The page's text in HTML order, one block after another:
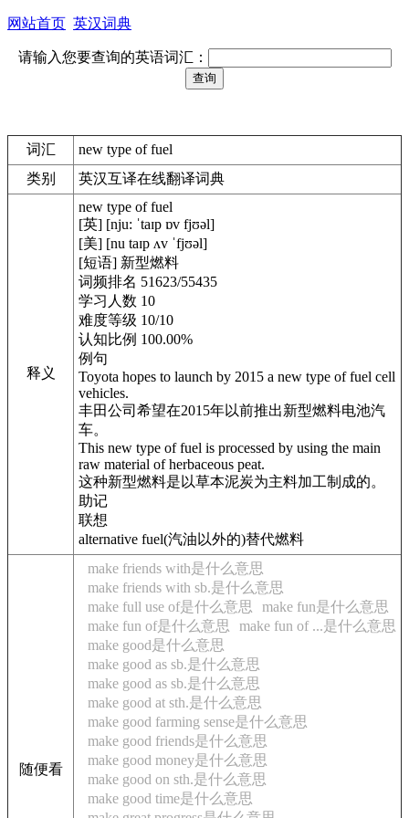
网站首页 英汉词典
请输入您要查询的英语词汇：
词汇
new type of fuel
类别
英汉互译在线翻译词典
释义
new type of fuel
[英] [nju: ˈtaɪp ɒv fjʊəl]
[美] [nu taɪp ʌv ˈfjʊəl]
[短语] 新型燃料
词频排名 51623/55435
学习人数 10
难度等级 10/10
认知比例 100.00%
例句
Toyota hopes to launch by 2015 a new type of fuel cell
vehicles.
丰田公司希望在2015年以前推出新型燃料电池汽
车。
This new type of fuel is processed by using the main
raw material of herbaceous peat.
这种新型燃料是以草本泥炭为主料加工制成的。
助记
联想
alternative fuel(汽油以外的)替代燃料
随便看
make friends with是什么意思
make friends with sb.是什么意思
make full use of是什么意思
make fun是什么意思
make fun of是什么意思
make fun of ...是什么意思
make good是什么意思
make good as sb.是什么意思
make good as sb.是什么意思
make good at sth.是什么意思
make good farming sense是什么意思
make good friends是什么意思
make good money是什么意思
make good on sth.是什么意思
make good time是什么意思